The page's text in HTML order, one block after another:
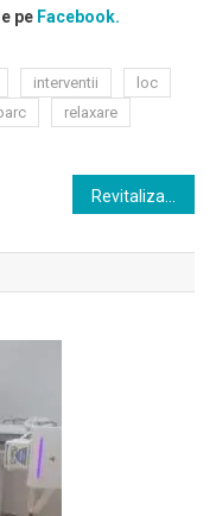
peFacebook.
interventii
loc
relaxare